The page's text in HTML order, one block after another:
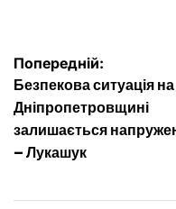
Навігація
записів
Попередній:
Безпекова ситуація на
Дніпропетровщині
залишається
– Лукашук